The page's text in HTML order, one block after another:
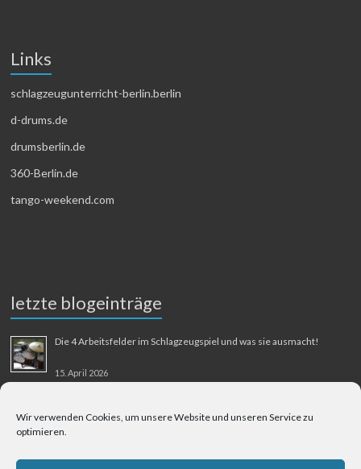
Wir verwenden Cookies, um unsere Website und unseren Service zu
optimieren.
Links
schlagzeugunterricht-berlin.berlin
d-drums.de
drumsberlin.de
360-Berlin.de
tango-weekend.com
letzte blogeinträge
Die 4 Arbeitsfelder im Schlagzeugspiel und was sie ausmacht!
15. April 2026
31. August 2025